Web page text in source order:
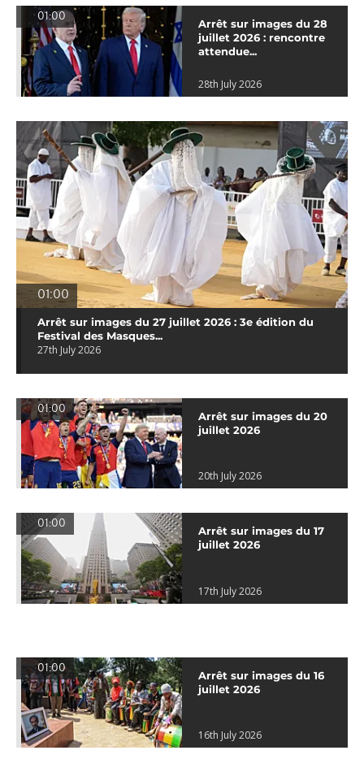
01:00
Arrêt sur images du 28
juillet 2026 : rencontre
attendue...
28th July 2026
01:00
Arrêt sur images du 27 juillet 2026 : 3e édition du
Festival des Masques...
27th July 2026
01:00
Arrêt sur images du 20
juillet 2026
20th July 2026
01:00
Arrêt sur images du 17
juillet 2026
17th July 2026
01:00
Arrêt sur images du 16
juillet 2026
16th July 2026